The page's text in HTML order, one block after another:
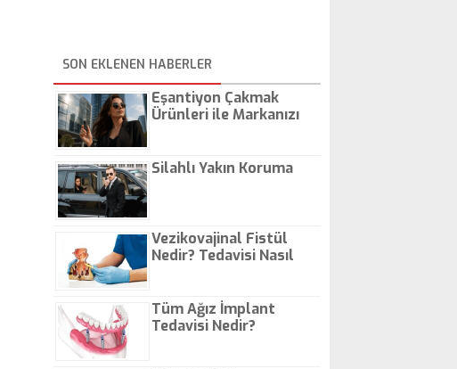
SON EKLENEN HABERLER
Eşantiyon Çakmak
Ürünleri ile Markanızı
Silahlı Yakın Koruma
Vezikovajinal Fistül
Nedir? Tedavisi Nasıl
Tüm Ağız İmplant
Tedavisi Nedir?